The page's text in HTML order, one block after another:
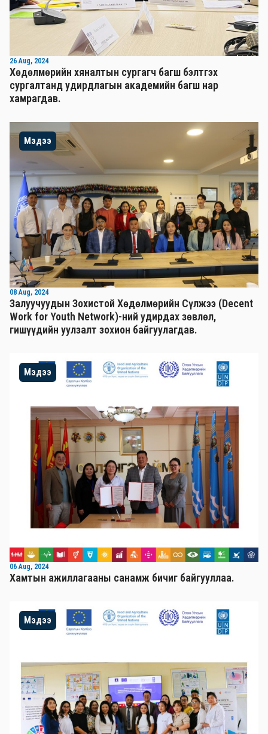
26 Aug, 2024
Хөдөлмөрийн хяналтын сургагч багш бэлтгэх
сургалтанд удирдлагын академийн багш нар
хамрагдав.
Мэдээ
08 Aug, 2024
Залуучуудын Зохистой Хөдөлмөрийн Сүлжээ (Decent
Work for Youth Network)-ний удирдах зөвлөл,
гишүүдийн уулзалт зохион байгуулагдав.
Мэдээ
06 Aug, 2024
Хамтын ажиллагааны санамж бичиг байгууллаа.
Мэдээ